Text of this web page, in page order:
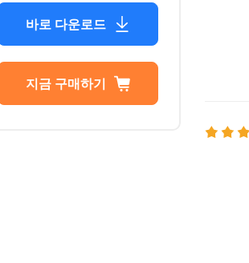
바로 다운로드
지금 구매하기